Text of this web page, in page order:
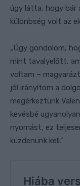
úgy látta, hogy bár
különbség volt az
„Úgy gondolom,
mint tavalyelőtt,
voltam –
jól irányítom a
megérkeztünk
kevésbé
nyomást, ez
küzdenünk kell.”